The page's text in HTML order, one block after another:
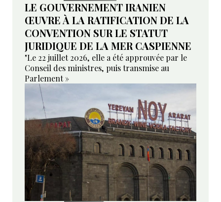
LE GOUVERNEMENT IRANIEN
ŒUVRE À LA RATIFICATION DE LA
CONVENTION SUR LE STATUT
JURIDIQUE DE LA MER CASPIENNE
"Le 22 juillet 2026, elle a été approuvée par le
Conseil des ministres, puis transmise au
Parlement »